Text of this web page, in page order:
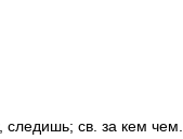
св. за кем